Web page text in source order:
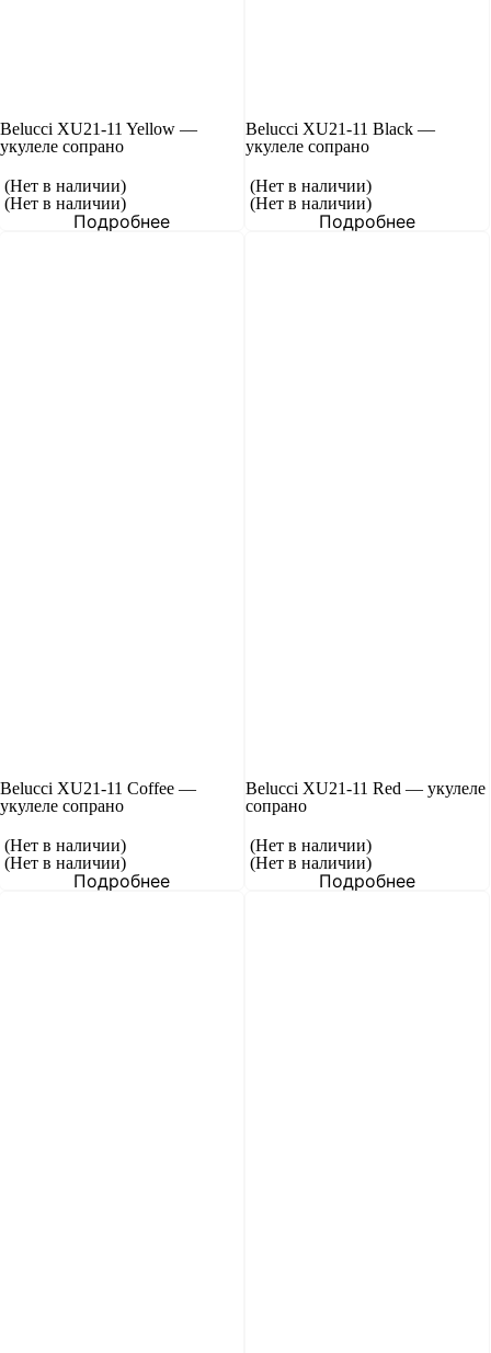
Belucci XU21-11 Yellow —
укулеле сопрано
(Нет в наличии)
(Нет в наличии)
Подробнее
Belucci XU21-11 Black —
укулеле сопрано
(Нет в наличии)
(Нет в наличии)
Подробнее
Belucci XU21-11 Coffee —
укулеле сопрано
(Нет в наличии)
(Нет в наличии)
Подробнее
Belucci XU21-11 Red — укулеле
сопрано
(Нет в наличии)
(Нет в наличии)
Подробнее